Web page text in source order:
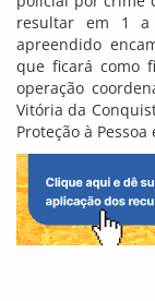
resultar em 1 a
apreendido
que ficará como
operação
Vitória da
Proteção à